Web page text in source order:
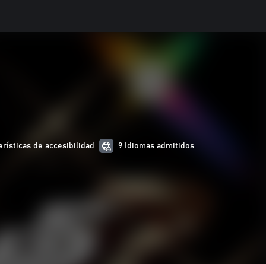
de accesibilidad 9 Idiomas admitidos